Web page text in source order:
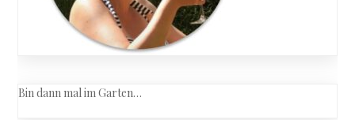
Bin dann mal im Garten…